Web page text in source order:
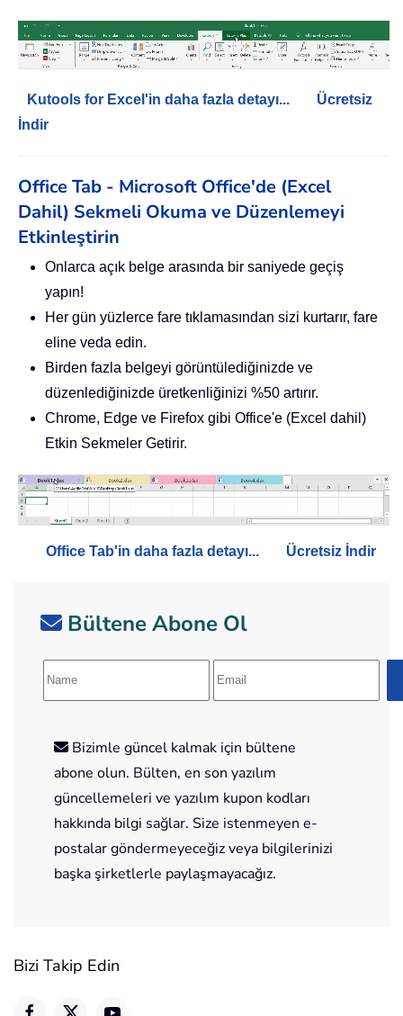
Kutools for Excel'in daha fazla detayı...
Ücretsiz
İndir
Office Tab - Microsoft Office'de (Excel
Dahil) Sekmeli Okuma ve Düzenlemeyi
Etkinleştirin
Onlarca açık belge arasında bir saniyede geçiş
yapın!
Her gün yüzlerce fare tıklamasından sizi kurtarır, fare
eline veda edin.
Birden fazla belgeyi görüntülediğinizde ve
düzenlediğinizde üretkenliğinizi %50 artırır.
Chrome, Edge ve Firefox gibi Office'e (Excel dahil)
Etkin Sekmeler Getirir.
Office Tab'in daha fazla detayı... Ücretsiz İndir
Bültene Abone Ol
Bizimle güncel kalmak için bültene
abone olun. Bülten, en son yazılım
güncellemeleri ve yazılım kupon kodları
hakkında bilgi sağlar. Size istenmeyen e-
postalar göndermeyeceğiz veya bilgilerinizi
başka şirketlerle paylaşmayacağız.
Bizi Takip Edin